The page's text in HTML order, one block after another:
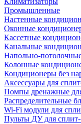
Промышленные
Настенные
Оконные
Кассетные
Канальные
Напольно-
Колонные
Кондиционеры без
Аксессуары для
Помпы дренажные
Распределительные
Wi-Fi модули для
Пульты ДУ для сплит-